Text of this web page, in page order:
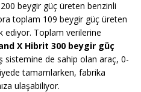
beygir güç üreten benzinli
toplam 109 beygir güç üreten
ediyor. Toplam verilerine
X Hibrit 300 beygir güç
de sahip olan araç, 0-
tamamlarken, fabrika
ulaşabiliyor.